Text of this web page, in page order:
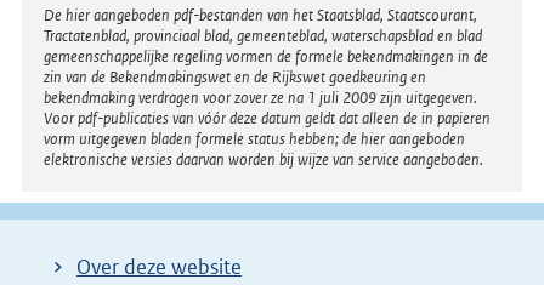
Disclaimer
De hier aangeboden pdf-bestanden van het Staatsblad, Staatscourant,
Tractatenblad, provinciaal blad, gemeenteblad, waterschapsblad en blad
gemeenschappelijke regeling vormen de formele bekendmakingen in de
zin van de Bekendmakingswet en de Rijkswet goedkeuring en
bekendmaking verdragen voor zover ze na 1 juli 2009 zijn uitgegeven.
Voor pdf-publicaties van vóór deze datum geldt dat alleen de in papieren
vorm uitgegeven bladen formele status hebben; de hier aangeboden
elektronische versies daarvan worden bij wijze van service aangeboden.
Over deze website